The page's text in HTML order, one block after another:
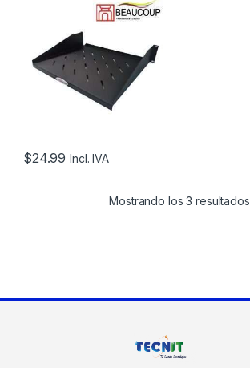
$24.99 Incl. IVA
Mostrando los 3 resultados